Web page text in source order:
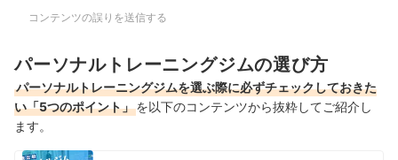
コンテンツの誤りを送信する
パーソナルトレーニングジムの選び方
パーソナルトレーニングジムを選ぶ際に必ずチェックしておきた
い「5つのポイント」を以下のコンテンツから抜粋してご紹介し
ます。